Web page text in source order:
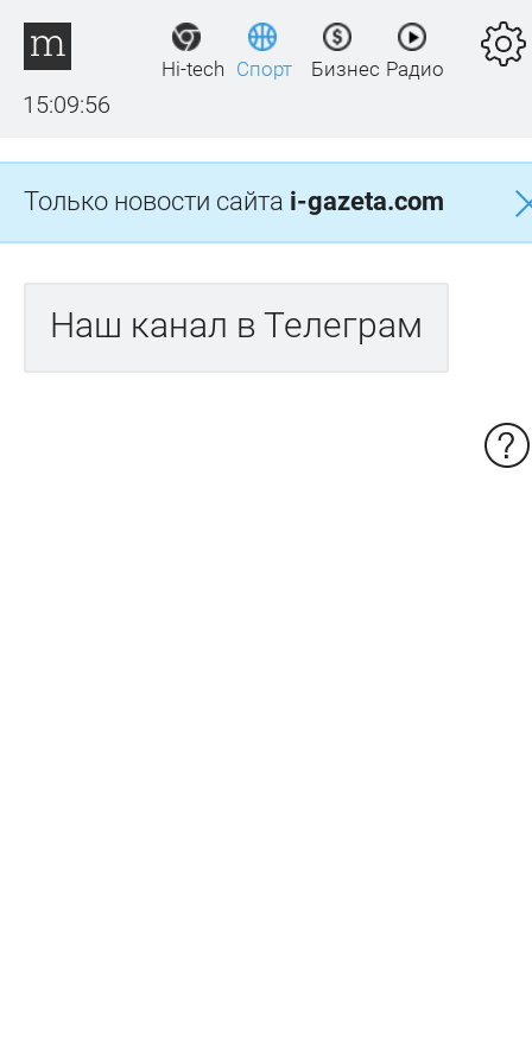
15:09:56
Hi-tech Спорт Бизнес Радио
Только новости сайта i-gazeta.com
Наш канал в Телеграм